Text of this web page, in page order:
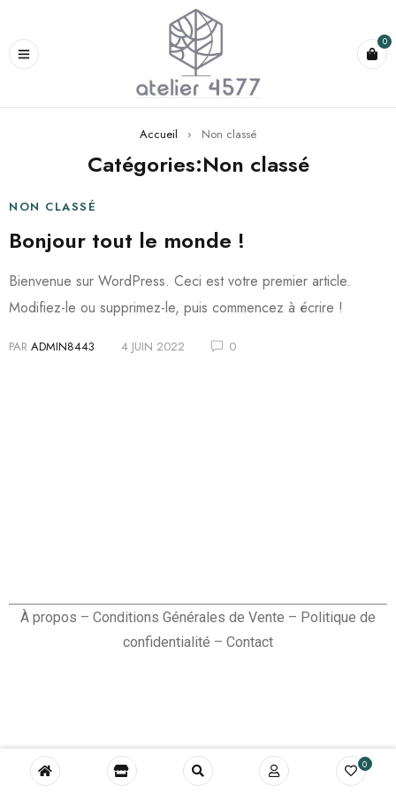
0
Accueil › Non classé
Catégories:Non classé
NON CLASSÉ
Bonjour tout le monde !
Bienvenue sur WordPress. Ceci est votre premier article.
Modifiez-le ou supprimez-le, puis commencez à écrire !
PAR ADMIN8443 4 JUIN 2022 0
À propos – Conditions Générales de Vente – Politique de
confidentialité – Contact
0